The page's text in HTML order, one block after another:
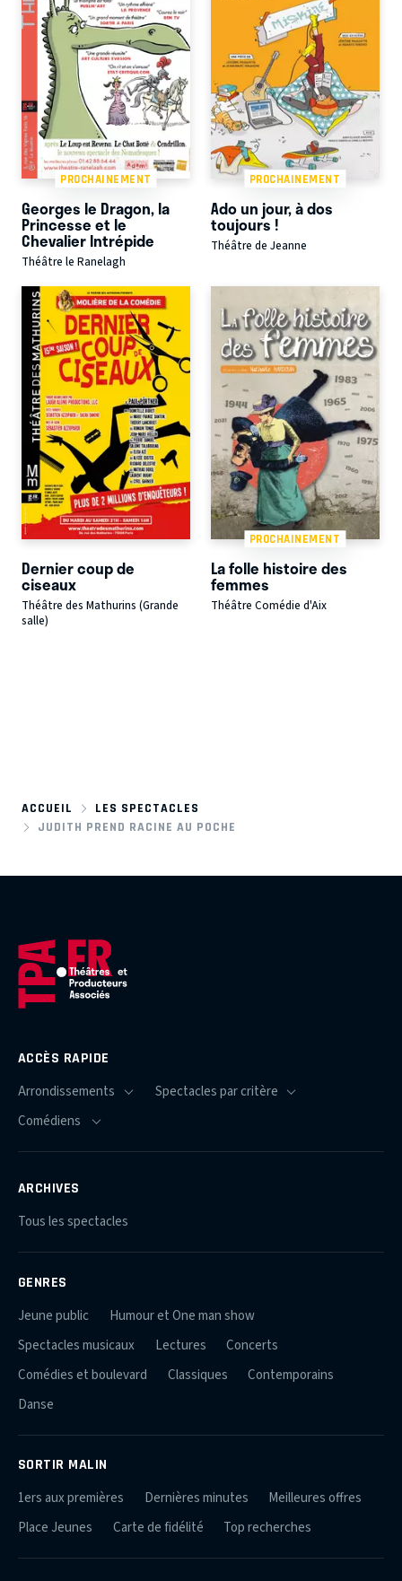
PROCHAINEMENT
Georges le Dragon, la
Princesse et le
Chevalier Intrépide
Théâtre le Ranelagh
PROCHAINEMENT
Ado un jour, à dos
toujours !
Théâtre de Jeanne
Dernier coup de
ciseaux
Théâtre des Mathurins (Grande
salle)
PROCHAINEMENT
La folle histoire des
femmes
Théâtre Comédie d'Aix
ACCUEIL
LES SPECTACLES
JUDITH PREND RACINE AU POCHE
ACCÈS RAPIDE
ARCHIVES
Tous les spectacles
GENRES
Jeune public
Humour et One man show
Spectacles musicaux
Lectures
Concerts
Comédies et boulevard
Classiques
Contemporains
Danse
SORTIR MALIN
1ers aux premières Dernières minutes
Meilleures offres
Place Jeunes
Carte de fidélité Top recherches